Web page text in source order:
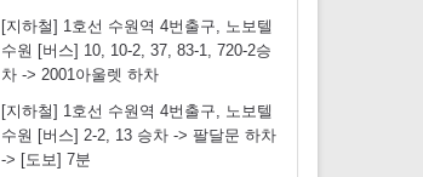
[지하철] 1호선 수원역 4번출구, 노보텔
수원 [버스] 10, 10-2, 37, 83-1, 720-2승
차 -> 2001아울렛 하차
[지하철] 1호선 수원역 4번출구, 노보텔
수원 [버스] 2-2, 13 승차 -> 팔달문 하차
-> [도보] 7분